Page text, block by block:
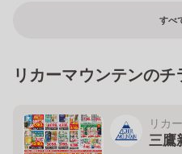
すべ
リカーマウンテンのチ
リカ
三鷹